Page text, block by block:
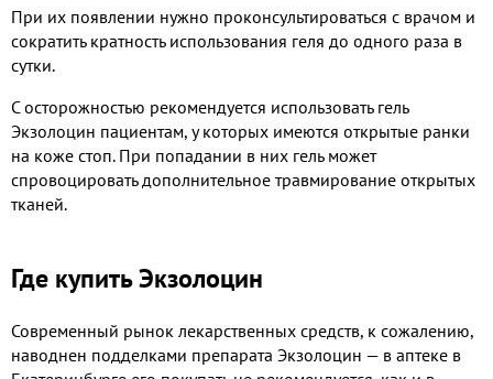
При их появлении нужно проконсультироваться с врачом и
сократить кратность использования геля до одного раза в
сутки.
С осторожностью рекомендуется использовать гель
Экзолоцин пациентам, у которых имеются открытые ранки
на коже стоп. При попадании в них гель может
спровоцировать дополнительное травмирование открытых
тканей.
Где купить Экзолоцин
Современный рынок лекарственных средств, к сожалению,
наводнен подделками препарата Экзолоцин — в аптеке в